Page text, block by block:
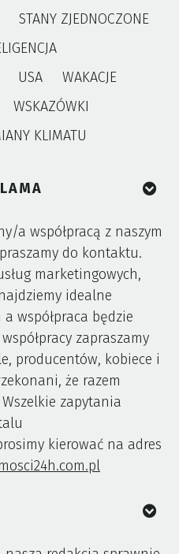
STANY ZJEDNOCZONE
USA
WAKACJE
WSKAZÓWKI
KLIMATU
a współpracą z naszym
do kontaktu.
marketingowych,
idealne
współpraca będzie
zapraszamy
producentów, kobiece i
że razem
zapytania
kierować na adres